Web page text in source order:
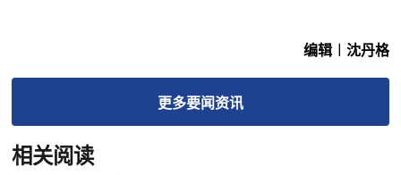
编辑︱沈丹格
更多要闻资讯
相关阅读